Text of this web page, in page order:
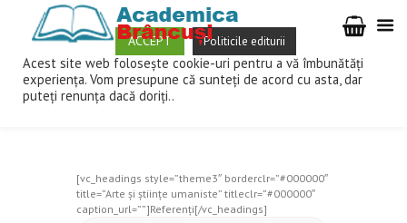
COLECTIV DE REFERENTI
Home
[vc_headings style=”theme3″ borderclr=”#000000″
title=”Arte şi ştiinţe umaniste” titleclr=”#000000″
caption_url=””]Referenți[/vc_headings]
ACCEPT Politicile editurii
Acest site web folosește cookie-uri pentru a vă îmbunătăți
experiența. Vom presupune că sunteți de acord cu asta, dar
puteți renunța dacă doriți..